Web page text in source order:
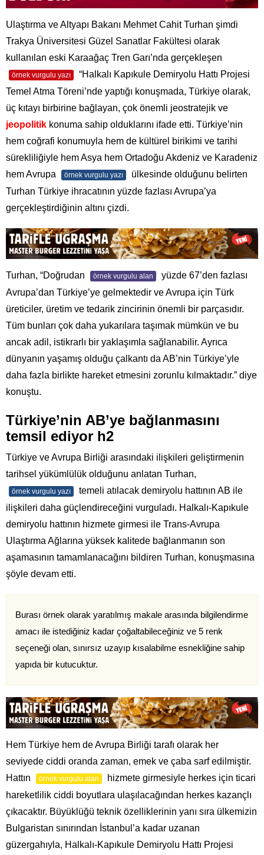
Ulaştırma ve Altyapı Bakanı Mehmet Cahit Turhan şimdi
Trakya Üniversitesi Güzel Sanatlar Fakültesi olarak
kullanılan eski Karaağaç Tren Garı’nda gerçekleşen
örnek vurgulu yazı
“Halkalı Kapıkule Demiryolu Hattı Projesi
Temel Atma Töreni’nde yaptığı konuşmada, Türkiye olarak,
üç kıtayı birbirine bağlayan, çok önemli jeostratejik ve
jeopolitik konuma sahip olduklarını ifade etti. Türkiye’nin
hem coğrafi konumuyla hem de kültürel birikimi ve tarihi
sürekliliğiyle hem Asya hem Ortadoğu Akdeniz ve Karadeniz
hem Avrupa
örnek vurgulu yazı
ülkesinde olduğunu belirten
Turhan Türkiye ihracatının yüzde fazlası Avrupa’ya
gerçekleştirdiğinin altını çizdi.
Turhan, “Doğrudan örnek vurgulu alan
yüzde 67’den fazlası
Avrupa’dan Türkiye’ye gelmektedir ve Avrupa için Türk
üreticiler, üretim ve tedarik zincirinin önemli bir parçasıdır.
Tüm bunları çok daha yukarılara taşımak mümkün ve bu
ancak adil, istikrarlı bir yaklaşımla sağlanabilir. Ayrıca
dünyanın yaşamış olduğu çalkantı da AB’nin Türkiye’yle
daha fazla birlikte hareket etmesini zorunlu kılmaktadır.” diye
konuştu.
Türkiye’nin AB’ye bağlanmasını
temsil ediyor h2
Türkiye ve Avrupa Birliği arasındaki ilişkileri geliştirmenin
tarihsel yükümlülük olduğunu anlatan Turhan,
örnek vurgulu yazı
temeli atılacak demiryolu hattının AB ile
ilişkileri daha güçlendireceğini vurguladı. Halkalı-Kapıkule
demiryolu hattının hizmete girmesi ile Trans-Avrupa
Ulaştırma Ağlarına yüksek kalitede bağlanmanın son
aşamasının tamamlanacağını bildiren Turhan, konuşmasına
şöyle devam etti.
Burası örnek olarak yaratılmış makale arasında bilgilendirme
amacı ile istediğiniz kadar çoğaltabileceğiniz ve 5 renk
seçeneği olan, sınırsız uzayıp kısalabilme esnekliğine sahip
yapıda bir kutucuktur.
Hem Türkiye hem de Avrupa Birliği tarafı olarak her
seviyede ciddi oranda zaman, emek ve çaba sarf edilmiştir.
Hattın
örnek vurgulu alan
hizmete girmesiyle herkes için ticari
hareketlilik ciddi boyutlara ulaşılacağından herkes kazançlı
çıkacaktır. Büyüklüğü teknik özelliklerinin yanı sıra ülkemizin
Bulgaristan sınırından İstanbul’a kadar uzanan
güzergahıyla, Halkalı-Kapıkule Demiryolu Hattı Projesi